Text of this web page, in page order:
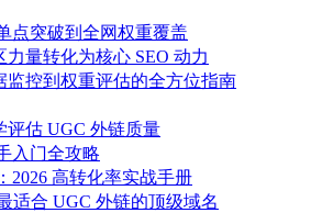
点突破到全网权重覆盖
量转化为核心 SEO 动力
控到权重评估的全方位指南
评估 UGC 外链质量
入门全攻略
2026 高转化率实战手册
适合 UGC 外链的顶级域名